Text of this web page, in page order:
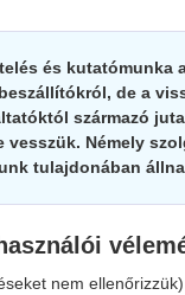
és kutatómunka
de a
származó
vesszük. Némely
tulajdonában
nem ellenőrizzük)